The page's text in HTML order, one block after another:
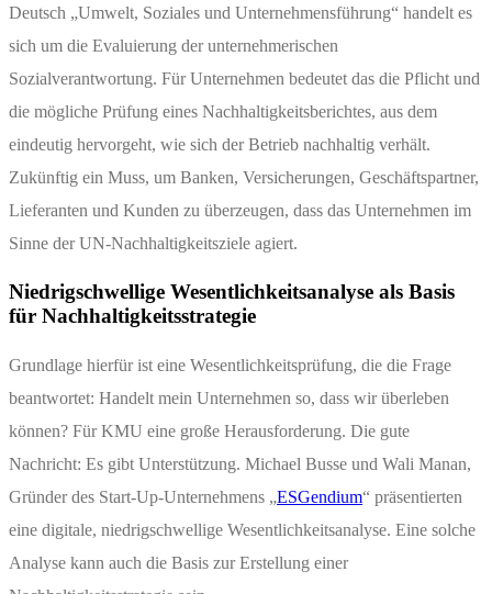
Deutsch „Umwelt, Soziales und Unternehmensführung“ handelt es
sich um die Evaluierung der unternehmerischen
Sozialverantwortung. Für Unternehmen bedeutet das die Pflicht und
die mögliche Prüfung eines Nachhaltigkeitsberichtes, aus dem
eindeutig hervorgeht, wie sich der Betrieb nachhaltig verhält.
Zukünftig ein Muss, um Banken, Versicherungen, Geschäftspartner,
Lieferanten und Kunden zu überzeugen, dass das Unternehmen im
Sinne der UN-Nachhaltigkeitsziele agiert.
Niedrigschwellige Wesentlichkeitsanalyse als Basis
für Nachhaltigkeitsstrategie
Grundlage hierfür ist eine Wesentlichkeitsprüfung, die die Frage
beantwortet: Handelt mein Unternehmen so, dass wir überleben
können? Für KMU eine große Herausforderung. Die gute
Nachricht: Es gibt Unterstützung. Michael Busse und Wali Manan,
Gründer des Start-Up-Unternehmens „ESGendium“ präsentierten
eine digitale, niedrigschwellige Wesentlichkeitsanalyse. Eine solche
Analyse kann auch die Basis zur Erstellung einer